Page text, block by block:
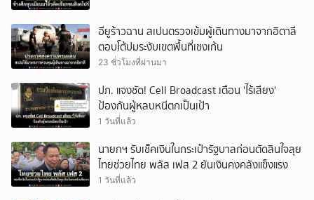
อียูร้าวฉาน สเปนตรวจเข้มผู้เดินทางมาจากอิตาลี
ตอบโต้ปมระงับเขตพื้นที่เชงเก้น
23 ชั่วโมงที่ผ่านมา
ปภ. แจงชัด! Cell Broadcast เตือน 'ไร้เสียง'
ป้องกันผู้หลบหนีตกเป็นเป้า
1 วันที่แล้ว
นายกฯ รับเช็คเงินในกระเป๋ารัฐบาลก่อนตัดสินใจลุย
ไทยช่วยไทย พลัส เฟส 2 ยันเงินคงคลังแข็งแรง
1 วันที่แล้ว